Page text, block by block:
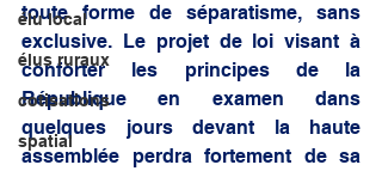
élu local
élus ruraux
cotisations
spatial
toute forme de séparatisme, sans
exclusive. Le projet de loi visant à
conforter les principes de la
République en examen dans
quelques jours devant la haute
assemblée perdra fortement de sa